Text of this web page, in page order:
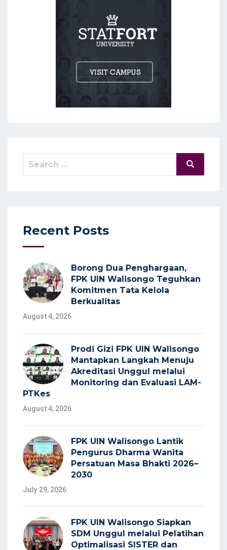
Search
Search
Recent Posts
Borong Dua Penghargaan,
FPK UIN Walisongo Teguhkan
Komitmen Tata Kelola
Berkualitas
August 4, 2026
Prodi Gizi FPK UIN Walisongo
Mantapkan Langkah Menuju
Akreditasi Unggul melalui
Monitoring dan Evaluasi LAM-
PTKes
August 4, 2026
FPK UIN Walisongo Lantik
Pengurus Dharma Wanita
Persatuan Masa Bhakti 2026–
2030
July 29, 2026
FPK UIN Walisongo Siapkan
SDM Unggul melalui Pelatihan
Optimalisasi SISTER dan